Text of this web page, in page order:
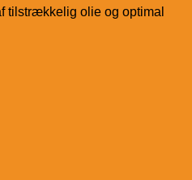
tilstrækkelig olie og optimal